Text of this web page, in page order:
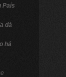
País
dá
há